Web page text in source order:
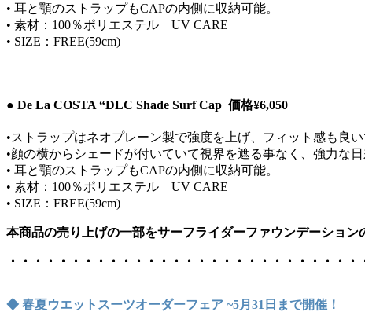
• 耳と顎のストラップもCAPの内側に収納可能。
• 素材：100％ポリエステル UV CARE
• SIZE：FREE(59cm)
● De La COSTA “DLC Shade Surf Cap 価格¥6,050
•ストラップはネオプレーン製で強度を上げ、フィット感も良い
•顔の横からシェードが付いていて視界を遮る事なく、強力な日
• 耳と顎のストラップもCAPの内側に収納可能。
• 素材：100％ポリエステル UV CARE
• SIZE：FREE(59cm)
本商品の売り上げの一部をサーフライダーファウンデーション
・・・・・・・・・・・・・・・・・・・・・・・・・・・・
◆ 春夏ウエットスーツオーダーフェア ~5月31日まで開催！